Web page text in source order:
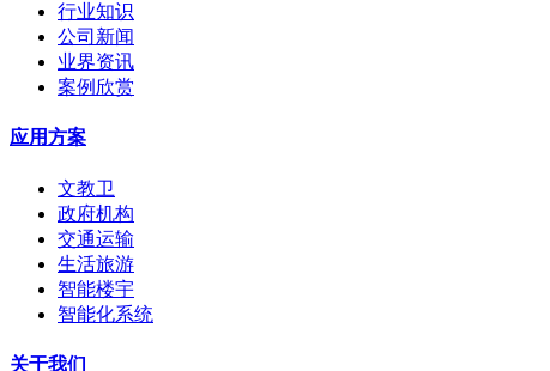
行业知识
公司新闻
业界资讯
案例欣赏
应用方案
文教卫
政府机构
交通运输
生活旅游
智能楼宇
智能化系统
关于我们